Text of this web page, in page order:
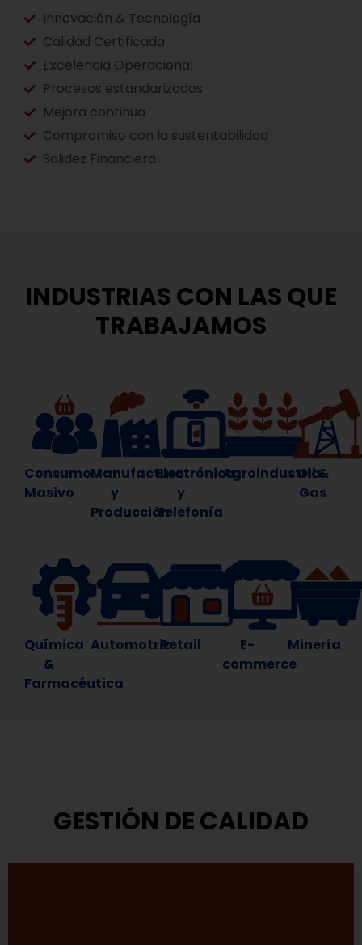
Innovación & Tecnología
Calidad Certificada
Excelencia Operacional
Procesos estandarizados
Mejora continua
Compromiso con la sustentabilidad
Solidez Financiera
INDUSTRIAS CON LAS QUE
TRABAJAMOS
Consumo
Masivo
Manufactura
y
Producción
Electrónica
y
Telefonía
Agroindustria
Oil &
Gas
Química
&
Farmacéutica
AutomotrizRetail
E-
commerce
Minería
GESTIÓN DE CALIDAD